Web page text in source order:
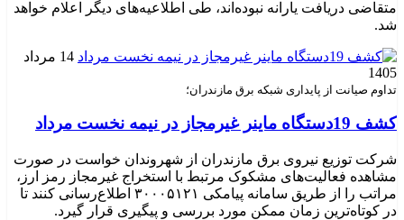
متقاضی دریافت یارانه نبوده‌اند، طی اطلاعیه‌های دیگر اعلام خواهد
شد.
14 مرداد
1405
تداوم صیانت از پایداری شبکه برق مازندران؛
کشف 19دستگاه ماینر غیرمجاز در نیمه نخست مرداد
شرکت توزیع نیروی برق مازندران از شهروندان خواست در صورت
مشاهده فعالیت‌های مشکوک مرتبط با استخراج غیرمجاز رمز ارز،
مراتب را از طریق سامانه پیامکی ۳۰۰۰۵۱۲۱ اطلاع‌رسانی کنند تا
در کوتاه‌ترین زمان ممکن مورد بررسی و پیگیری قرار گیرد.